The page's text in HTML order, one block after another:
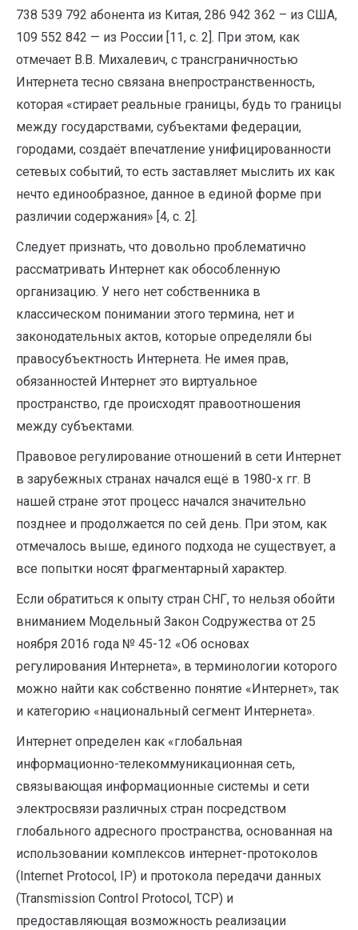
738 539 792 абонента из Китая, 286 942 362 – из США,
109 552 842 — из России [11, с. 2]. При этом, как
отмечает В.В. Михалевич, с трансграничностью
Интернета тесно связана внепространственность,
которая «стирает реальные границы, будь то границы
между государствами, субъектами федерации,
городами, создаёт впечатление унифицированности
сетевых событий, то есть заставляет мыслить их как
нечто единообразное, данное в единой форме при
различии содержания» [4, с. 2].
Следует признать, что довольно проблематично
рассматривать Интернет как обособленную
организацию. У него нет собственника в
классическом понимании этого термина, нет и
законодательных актов, которые определяли бы
правосубъектность Интернета. Не имея прав,
обязанностей Интернет это виртуальное
пространство, где происходят правоотношения
между субъектами.
Правовое регулирование отношений в сети Интернет
в зарубежных странах начался ещё в 1980-х гг. В
нашей стране этот процесс начался значительно
позднее и продолжается по сей день. При этом, как
отмечалось выше, единого подхода не существует, а
все попытки носят фрагментарный характер.
Если обратиться к опыту стран СНГ, то нельзя обойти
вниманием Модельный Закон Содружества от 25
ноября 2016 года № 45-12 «Об основах
регулирования Интернета», в терминологии которого
можно найти как собственно понятие «Интернет», так
и категорию «национальный сегмент Интернета».
Интернет определен как «глобальная
информационно-телекоммуникационная сеть,
связывающая информационные системы и сети
электросвязи различных стран посредством
глобального адресного пространства, основанная на
использовании комплексов интернет-протоколов
(Internet Protocol, IP) и протокола передачи данных
(Transmission Control Protocol, TCP) и
предоставляющая возможность реализации